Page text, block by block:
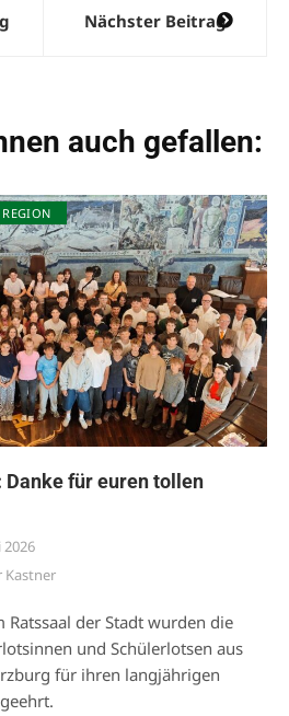
Nächster Beitrag
auch gefallen:
für euren tollen
2026
Kastner
der Stadt wurden die
und Schülerlotsen aus
für ihren langjährigen